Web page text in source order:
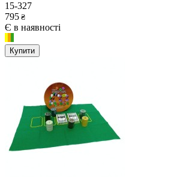
15-327
795 ₴
Є в наявності
Купити